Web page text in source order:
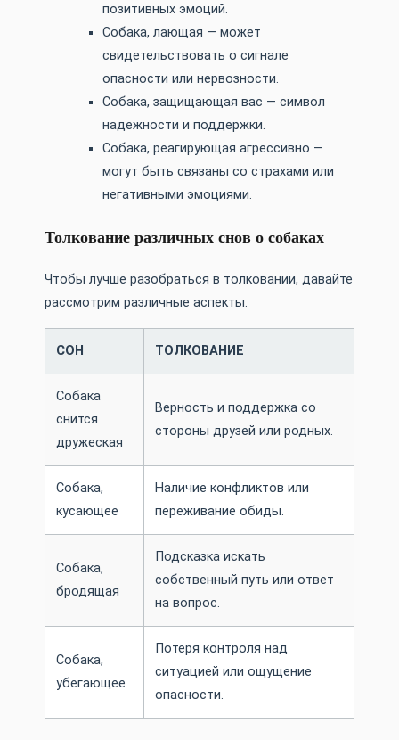
позитивных эмоций.
Собака, лающая — может
свидетельствовать о сигнале
опасности или нервозности.
Собака, защищающая вас — символ
надежности и поддержки.
Собака, реагирующая агрессивно —
могут быть связаны со страхами или
негативными эмоциями.
Толкование различных снов о собаках
Чтобы лучше разобраться в толковании, давайте
рассмотрим различные аспекты.
СОН ТОЛКОВАНИЕ
Собака
снится
дружеская
Верность и поддержка со
стороны друзей или родных.
Собака,
кусающее
Наличие конфликтов или
переживание обиды.
Собака,
бродящая
Подсказка искать
собственный путь или ответ
на вопрос.
Собака,
убегающее
Потеря контроля над
ситуацией или ощущение
опасности.